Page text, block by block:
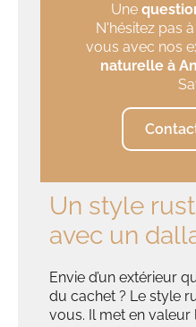
Une
N'hésitez pas
vous avec nos
naturelle à
Un style
avec un
Envie d’un extérieur
du cachet ? Le style
vous. Il met en valeur